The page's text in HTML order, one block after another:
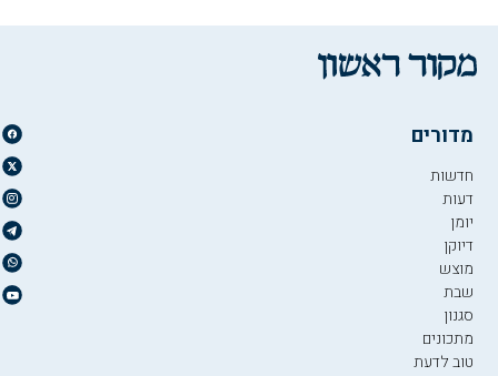
מדורים
חדשות
דעות
יומן
דיוקן
מוצש
שבת
סגנון
מתכונים
טוב לדעת